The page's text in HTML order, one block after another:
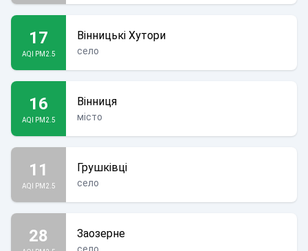
17
AQI PM2.5
Вінницькі Хутори
село
16
AQI PM2.5
Вінниця
місто
11
AQI PM2.5
Грушківці
село
28 Заозерне